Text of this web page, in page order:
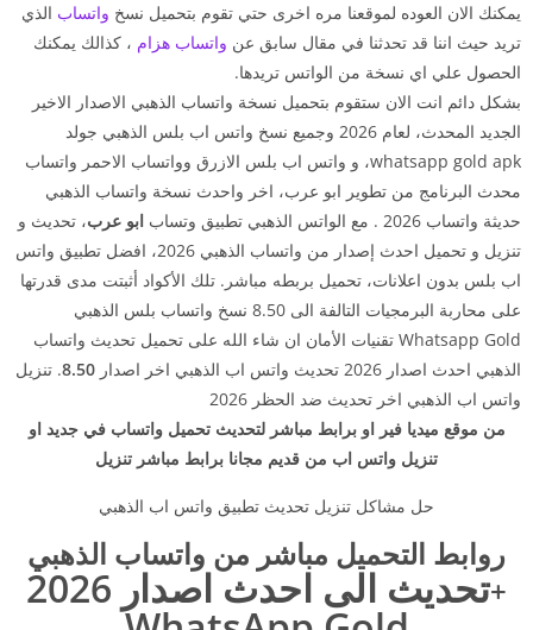
يمكنك الان العوده لموقعنا مره اخرى حتي تقوم بتحميل نسخ واتساب الذي
تريد حيث اننا قد تحدثنا في مقال سابق عن واتساب هزام ، كذالك يمكنك
الحصول علي اي نسخة من الواتس تريدها.
بشكل دائم انت الان ستقوم بتحميل نسخة واتساب الذهبي الاصدار الاخير
الجديد المحدث، لعام 2026 وجميع نسخ واتس اب بلس الذهبي جولد
whatsapp gold apk، و واتس اب بلس الازرق وواتساب الاحمر واتساب
محدث البرنامج من تطوير ابو عرب، اخر واحدث نسخة واتساب الذهبي
حديثة واتساب 2026 . مع الواتس الذهبي تطبيق وتساب
ابو عرب، تحديث و
تنزيل و تحميل احدث إصدار من واتساب الذهبي 2026، افضل تطبيق واتس
اب بلس بدون اعلانات، تحميل بربطه مباشر. تلك الأكواد أثبتت مدى قدرتها
على محاربة البرمجيات التالفة الى 8.50 نسخ واتساب بلس الذهبي
Whatsapp Gold تقنيات الأمان ان شاء الله على تحميل تحديث واتساب
الذهبي احدث اصدار 2026 تحديث واتس اب الذهبي اخر اصدار
8.50. تنزيل
واتس اب الذهبي اخر تحديث ضد الحظر 2026
من موقع ميديا فير او برابط مباشر لتحديث تحميل واتساب في جديد او
تنزيل واتس اب من قديم مجانا برابط مباشر تنزيل
حل مشاكل تنزيل تحديث تطبيق واتس اب الذهبي
روابط التحميل مباشر من واتساب الذهبي
+
تحديث الى احدث اصدار 2026